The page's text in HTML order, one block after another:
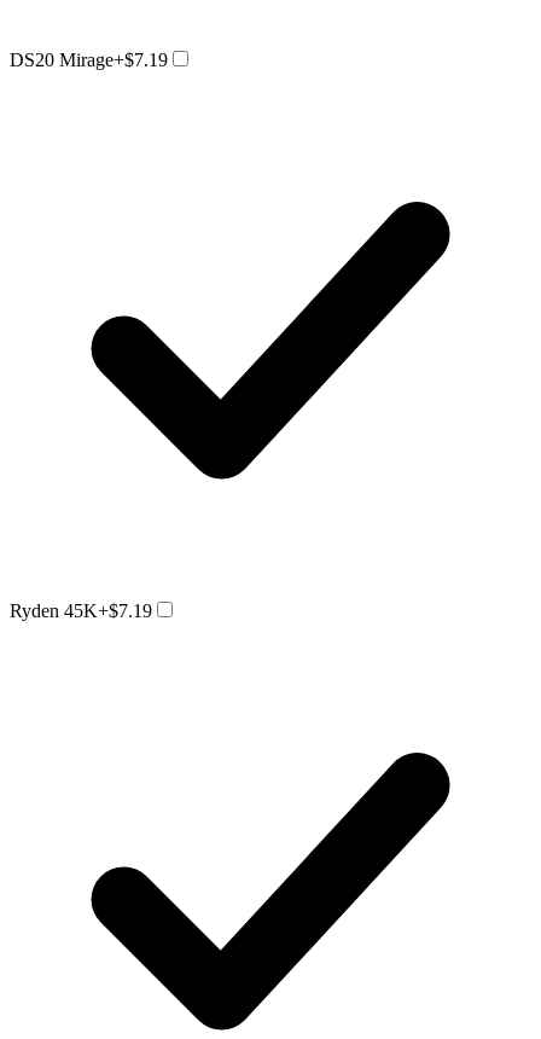
DS20 Mirage+$7.19
Ryden 45K+$7.19